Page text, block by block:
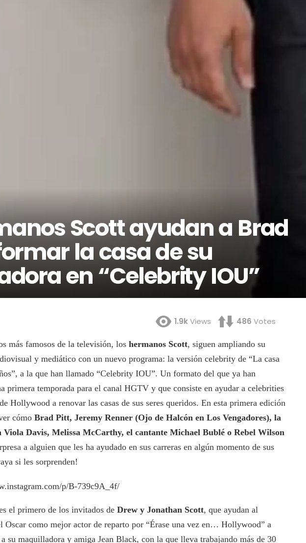
Scott ayudan a Brad
la casa de su
en “Celebrity IOU”
1.9kViews 486 Votes
más famosos de la televisión, los hermanos Scott, siguen ampliando su
y mediático con un nuevo programa: la versión celebrity de “La casa
a la que han llamado “Celebrity IOU”. Un formato del que ya han
primera temporada para el canal HGTV y que consiste en ayudar a celebrities
Hollywood a renovar las casas de sus seres queridos. En esta primera edición
cómo Brad Pitt, Jeremy Renner (Ojo de Halcón en Los Vengadores), la
Viola Davis, Melissa McCarthy, el cantante Michael Bublé o Rebel Wilson
a alguien que les ha ayudado en sus carreras en algún momento de sus
si les sorprenden!
p/B-739c9A_4f/
el primero de los invitados de Drew y Jonathan Scott, que ayudan al
Oscar como mejor actor de reparto por “Érase una vez en… Hollywood” a
su maquilladora y amiga Jean Black, con la que lleva trabajando más de 30